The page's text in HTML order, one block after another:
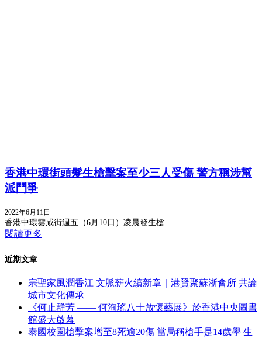
香港中環街頭髮生槍擊案至少三人受傷 警方稱涉幫
派鬥爭
2022年6月11日
香港中環雲咸街週五（6月10日）凌晨發生槍...
閱讀更多
近期文章
宗聖家風潤香江 文脈薪火續新章｜港賢聚蘇浙會所 共論
城市文化傳承
《何止群芳 —— 何洵瑤八十放懷藝展》於香港中央圖書
館盛大啟幕
泰國校園槍擊案增至8死逾20傷 當局稱槍手是14歲學 生